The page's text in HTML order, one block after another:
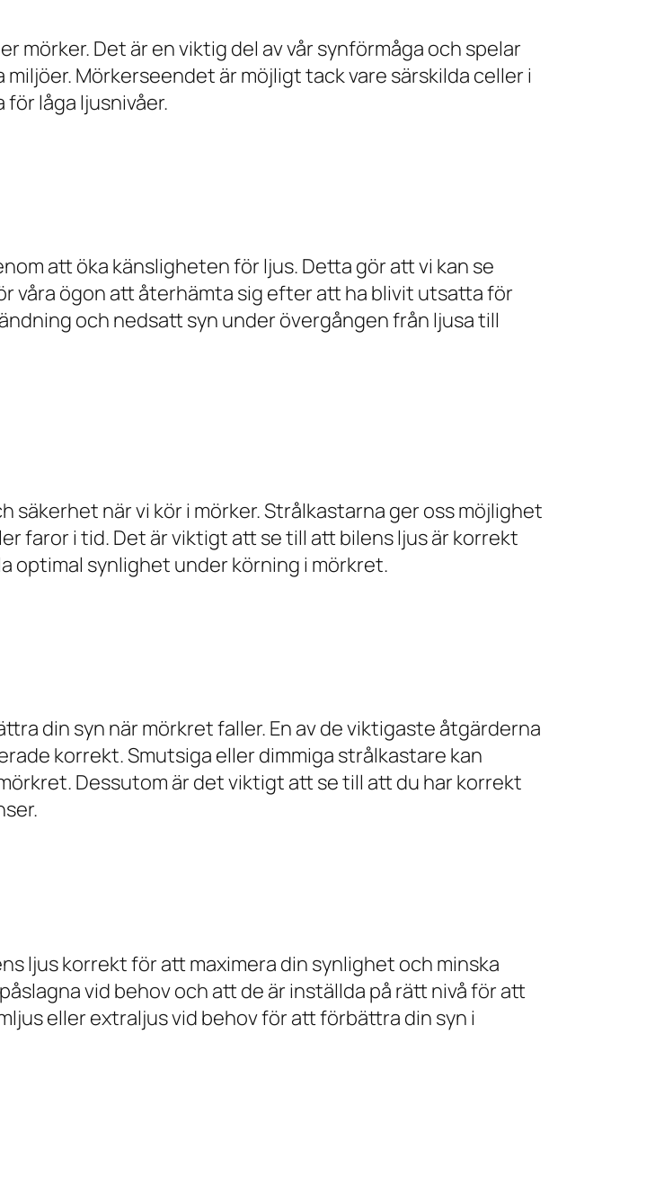
mörker. Det är en viktig del av vår synförmåga och spelar
Mörkerseendet är möjligt tack vare särskilda celler i
låga ljusnivåer.
att öka känsligheten för ljus. Detta gör att vi kan se
våra ögon att återhämta sig efter att ha blivit utsatta för
och nedsatt syn under övergången från ljusa till
säkerhet när vi kör i mörker. Strålkastarna ger oss möjlighet
faror i tid. Det är viktigt att se till att bilens ljus är korrekt
optimal synlighet under körning i mörkret.
din syn när mörkret faller. En av de viktigaste åtgärderna
korrekt. Smutsiga eller dimmiga strålkastare kan
Dessutom är det viktigt att se till att du har korrekt
ljus korrekt för att maximera din synlighet och minska
vid behov och att de är inställda på rätt nivå för att
eller extraljus vid behov för att förbättra din syn i